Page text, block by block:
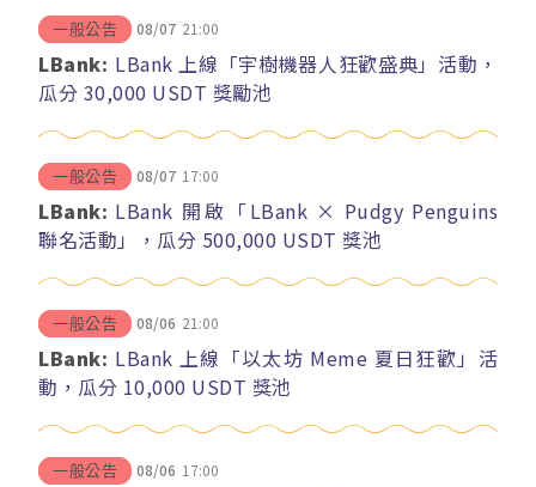
一般公告 08/07 21:00
LBank: LBank 上線「宇樹機器人狂歡盛典」活動，
瓜分 30,000 USDT 獎勵池
一般公告 08/07 17:00
LBank: LBank 開啟「LBank × Pudgy Penguins
聯名活動」，瓜分 500,000 USDT 獎池
一般公告 08/06 21:00
LBank: LBank 上線「以太坊 Meme 夏日狂歡」活
動，瓜分 10,000 USDT 獎池
一般公告 08/06 17:00